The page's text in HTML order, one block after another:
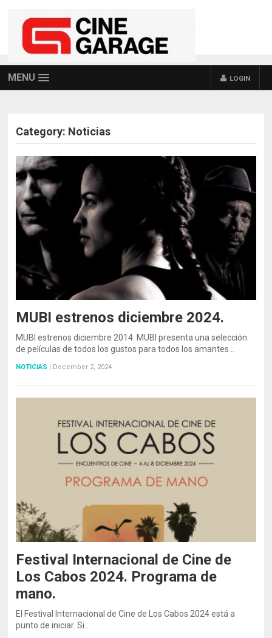
MENU LOGIN
Category: Noticias
MUBI estrenos diciembre 2024.
MUBI estrenos diciembre 2014. MUBI presenta una selección
de películas de todos los gustos para todos los amantes…
NOTICIAS December 2, 2024
Festival Internacional de Cine de
Los Cabos 2024. Programa de
mano.
El Festival Internacional de Cine de Los Cabos 2024 está a
punto de iniciar. Si…
POSTS NAVIGATION